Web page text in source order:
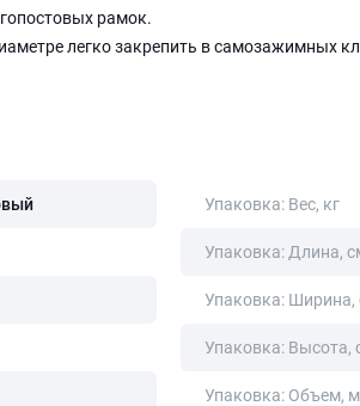
рамок.
легко закрепить в самозажимных
Упаковка: Вес, кг
Упаковка: Длина,
Упаковка: Ширина,
Упаковка: Высота,
Упаковка: Объем,